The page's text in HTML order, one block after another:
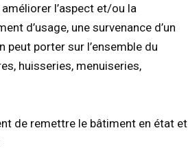
l’aspect et/ou la
d’usage, une survenance d’un
porter sur l’ensemble du
huisseries, menuiseries,
de remettre le bâtiment en état et